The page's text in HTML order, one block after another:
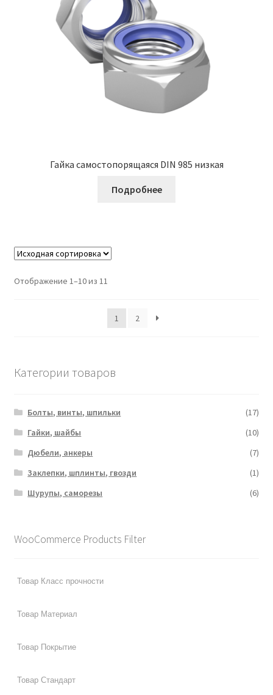
Гайка самостопорящаяся DIN 985 низкая
Подробнее
Отображение 1–10 из 11
1 2
Категории товаров
Болты, винты, шпильки
(17)
Гайки, шайбы
(10)
Дюбели, анкеры
(7)
Заклепки, шплинты, гвозди
(1)
Шурупы, саморезы
(6)
WooCommerce Products Filter